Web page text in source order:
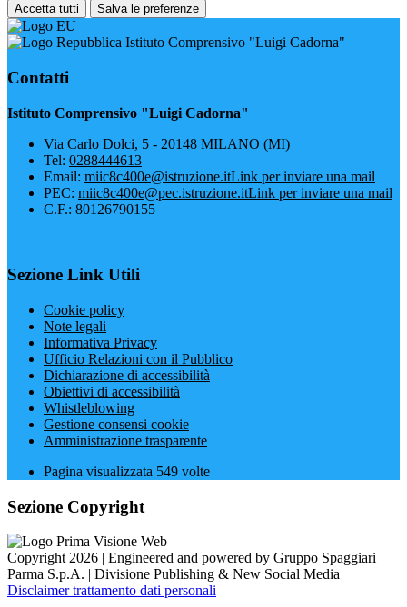
Accetta tutti Salva le preferenze
Istituto Comprensivo "Luigi Cadorna"
Contatti
Istituto Comprensivo "Luigi Cadorna"
Via Carlo Dolci, 5 - 20148 MILANO (MI)
Tel: 0288444613
Email: miic8c400e@istruzione.itLink per inviare una mail
PEC: miic8c400e@pec.istruzione.itLink per inviare una mail
C.F.: 80126790155
Sezione Link Utili
Cookie policy
Note legali
Informativa Privacy
Ufficio Relazioni con il Pubblico
Dichiarazione di accessibilità
Obiettivi di accessibilità
Whistleblowing
Gestione consensi cookie
Amministrazione trasparente
Pagina visualizzata 549 volte
Sezione Copyright
Copyright 2026 | Engineered and powered by Gruppo Spaggiari
Parma S.p.A. | Divisione Publishing & New Social Media
Disclaimer trattamento dati personali